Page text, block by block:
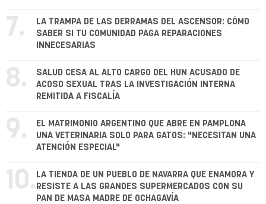
7.
LA TRAMPA DE LAS DERRAMAS DEL ASCENSOR: CÓMO
SABER SI TU COMUNIDAD PAGA REPARACIONES
INNECESARIAS
8.
SALUD CESA AL ALTO CARGO DEL HUN ACUSADO DE
ACOSO SEXUAL TRAS LA INVESTIGACIÓN INTERNA
REMITIDA A FISCALÍA
9.
EL MATRIMONIO ARGENTINO QUE ABRE EN PAMPLONA
UNA VETERINARIA SOLO PARA GATOS: "NECESITAN UNA
ATENCIÓN ESPECIAL"
10. LA TIENDA DE UN PUEBLO DE NAVARRA QUE ENAMORA Y
RESISTE A LAS GRANDES SUPERMERCADOS CON SU
PAN DE MASA MADRE DE OCHAGAVÍA